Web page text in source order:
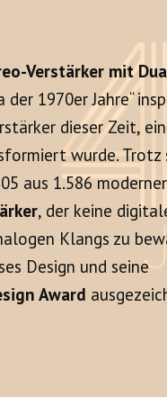
Verstärker mit
1970er Jahre“
dieser Zeit,
wurde. Trotz
aus 1.586
, der keine
Klangs zu
Design und seine
Award